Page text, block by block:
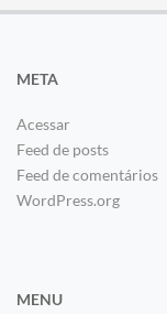
META
Acessar
Feed de posts
Feed de comentários
WordPress.org
MENU